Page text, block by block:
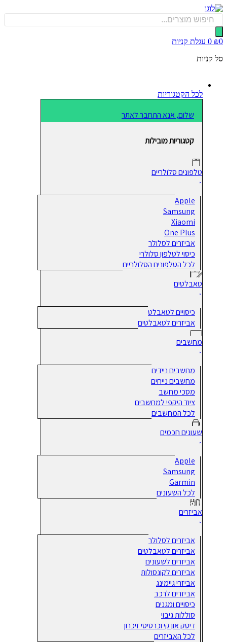
0 עגלת קניות
לכל הקטגוריות
שלום, אנא התחבר לאתר
קטגוריות מובילות
טלפונים סלולריים
Apple
Samsung
Xiaomi
One Plus
אביזרים לסלולר
כיסוי לטלפון סלולרי
לכל הטלפונים הסלולריים
טאבלטים
כיסויים לטאבלט
אביזרים לטאבלטים
מחשבים
מחשבים ניידים
מחשבים נייחים
מסכי מחשב
ציוד היקפי למחשבים
לכל המחשבים
שעונים חכמים
Apple
Samsung
Garmin
לכל השעונים
אביזרים
אביזרים לסלולר
אביזרים לטאבלטים
אביזרים לשעונים
אביזרים לקונסולות
אביזרי גיימינג
אביזרים לרכב
כיסויים ומגנים
סוללות גיבוי
דיסק און קי וכרטיסי זיכרון
לכל האביזרים